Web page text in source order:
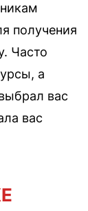
получения
Часто
а
вас
вас